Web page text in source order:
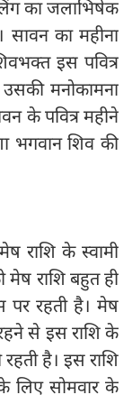
का जलाभिषेक
सावन का महीना
इस पवित्र
मनोकामना
के पवित्र महीने
भगवान शिव की
राशि के स्वामी
मेष राशि बहुत ही
पर रहती है। मेष
से इस राशि के
है। इस राशि
लिए सोमवार के